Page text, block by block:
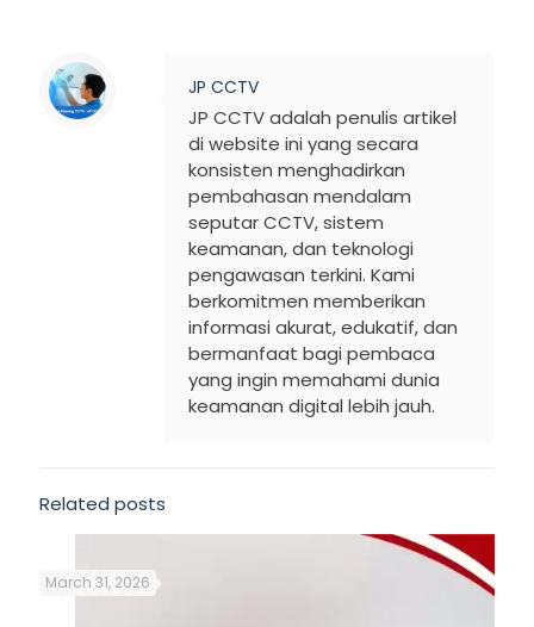
JP CCTV
JP CCTV adalah penulis artikel
di website ini yang secara
konsisten menghadirkan
pembahasan mendalam
seputar CCTV, sistem
keamanan, dan teknologi
pengawasan terkini. Kami
berkomitmen memberikan
informasi akurat, edukatif, dan
bermanfaat bagi pembaca
yang ingin memahami dunia
keamanan digital lebih jauh.
Related posts
March 31, 2026